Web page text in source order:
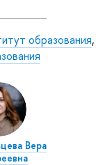
образования,
Вера